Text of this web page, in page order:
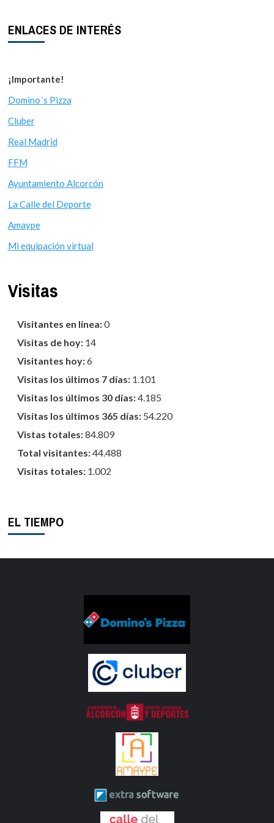
ENLACES DE INTERÉS
¡Importante!
Domino´s Pizza
Cluber
Real Madrid
FFM
Ayuntamiento Alcorcón
La Calle del Deporte
Amaype
Mi equipación virtual
Visitas
Visitantes en línea:0
Visitas de hoy: 14
Visitantes hoy:6
Visitas los últimos 7 días: 1.101
Visitas los últimos 30 días:4.185
Visitas los últimos 365 días: 54.220
Vistas totales:84.809
Total visitantes:44.488
Visitas totales: 1.002
EL TIEMPO